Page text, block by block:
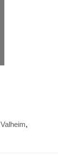
Valheim,